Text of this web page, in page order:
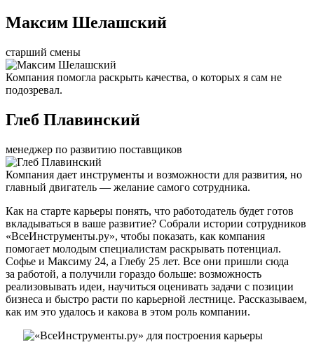
Максим Шелашский
старший смены
Компания помогла раскрыть качества, о которых я сам не
подозревал.
Глеб Плавинский
менеджер по развитию поставщиков
Компания дает инструменты и возможности для развития, но
главный двигатель — желание самого сотрудника.
Как на старте карьеры понять, что работодатель будет готов
вкладываться в ваше развитие? Собрали истории сотрудников
«ВсеИнструменты.ру», чтобы показать, как компания
помогает молодым специалистам раскрывать потенциал.
Софье и Максиму 24, а Глебу 25 лет. Все они пришли сюда
за работой, а получили гораздо больше: возможность
реализовывать идеи, научиться оценивать задачи с позиции
бизнеса и быстро расти по карьерной лестнице. Рассказываем,
как им это удалось и какова в этом роль компании.